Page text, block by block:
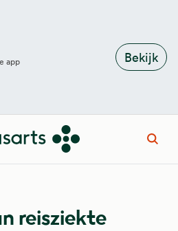
app Bekijk
reisziekte